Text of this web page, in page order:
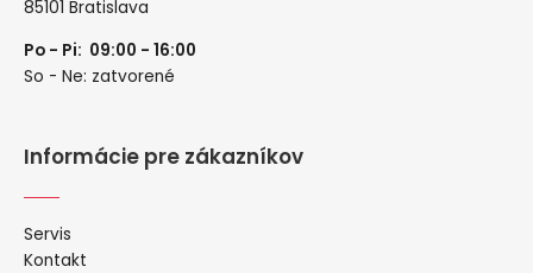
85101 Bratislava
Po - Pi: 09:00 - 16:00
So - Ne: zatvorené
Informácie pre zákazníkov
Servis
Kontakt